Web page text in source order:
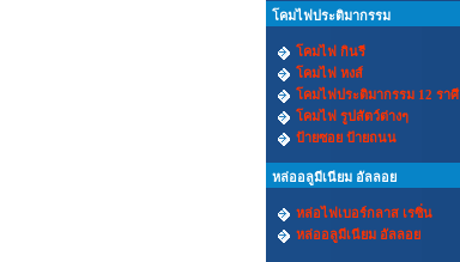
โคมไฟประติมากรรม
โคมไฟ กินรี
โคมไฟ หงส์
โคมไฟประติมากรรม 12 ราศี
โคมไฟ รูปสัตว์ต่างๆ
ป้ายซอย ป้ายถนน
หล่ออลูมีเนียม อัลลอย
หล่อไฟเบอร์กลาส เรซิ่น
หล่ออลูมีเนียม อัลลอย